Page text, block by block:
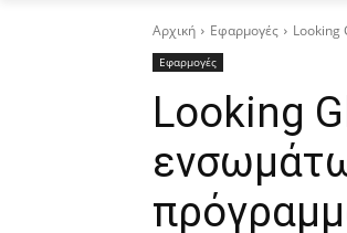
Αρχική Εφαρμογές Looking
Εφαρμογές
Looking